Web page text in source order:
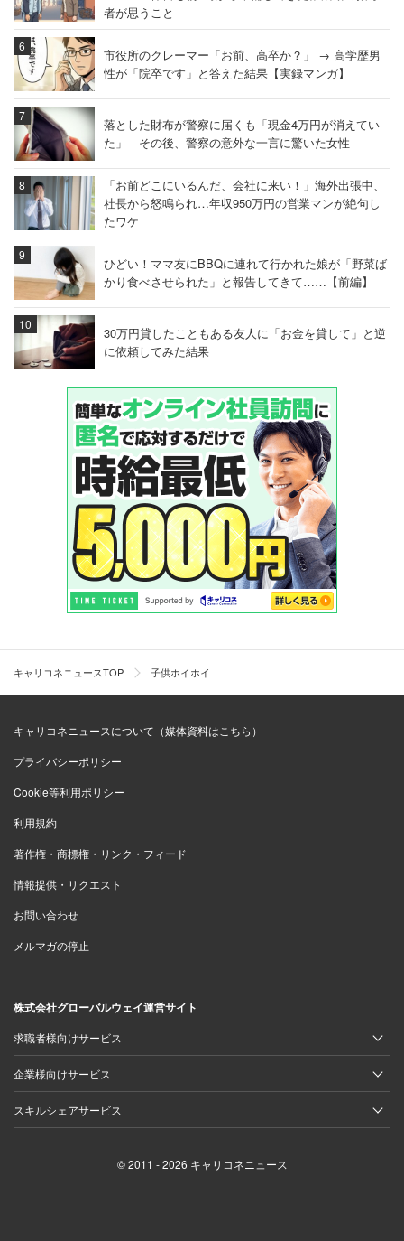
者が思うこと
市役所のクレーマー「お前、高卒か？」 → 高学歴男
性が「院卒です」と答えた結果【実録マンガ】
落とした財布が警察に届くも「現金4万円が消えてい
た」 その後、警察の意外な一言に驚いた女性
「お前どこにいるんだ、会社に来い！」海外出張中、
社長から怒鳴られ…年収950万円の営業マンが絶句し
たワケ
ひどい！ママ友にBBQに連れて行かれた娘が「野菜ば
かり食べさせられた」と報告してきて……【前編】
30万円貸したこともある友人に「お金を貸して」と逆
に依頼してみた結果
キャリコネニュースTOP 子供ホイホイ
キャリコネニュースについて（媒体資料はこちら）
プライバシーポリシー
Cookie等利用ポリシー
利用規約
著作権・商標権・リンク・フィード
情報提供・リクエスト
お問い合わせ
メルマガの停止
株式会社グローバルウェイ運営サイト
求職者様向けサービス
企業様向けサービス
スキルシェアサービス
© 2011 - 2026 キャリコネニュース